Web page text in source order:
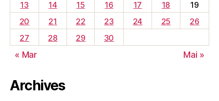
13
14 15 16 17 18
19
20
21 22 23 24 25
26
27
28 29 30
« Mar Mai »
Archives